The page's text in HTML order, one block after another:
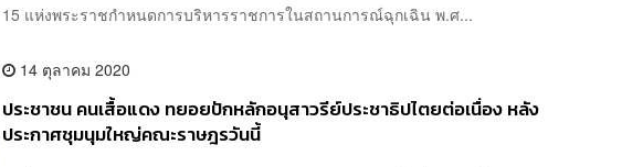
15 แห่งพระราชกำหนดการบริหารราชการในสถานการณ์ฉุกเฉิน พ.ศ...
14 ตุลาคม 2020
ประชาชน คนเสื้อแดง ทยอยปักหลักอนุสาวรีย์ประชาธิปไตยต่อเนื่อง หลัง
ประกาศชุมนุมใหญ่คณะราษฎรวันนี้